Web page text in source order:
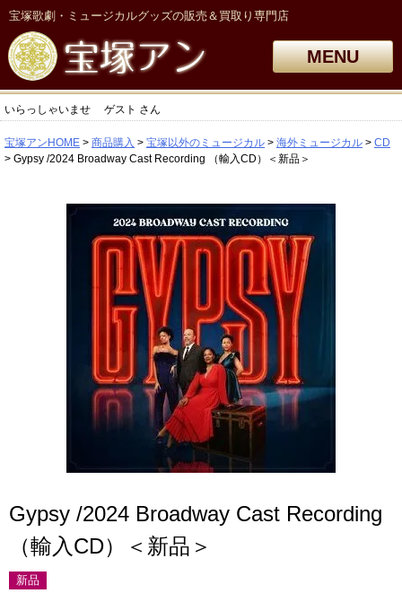
宝塚歌劇・ミュージカルグッズの販売＆買取り専門店
MENU
いらっしゃいませ ゲスト さん
宝塚アンHOME 商品購入 宝塚以外のミュージカル 海外ミュージカル
CD
Gypsy /2024 Broadway Cast Recording （輸入CD）＜新品＞
Gypsy /2024 Broadway Cast Recording
（輸入CD）＜新品＞
新品